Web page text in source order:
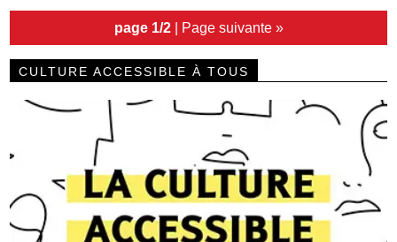
page 1/2 | Page suivante »
CULTURE ACCESSIBLE À TOUS